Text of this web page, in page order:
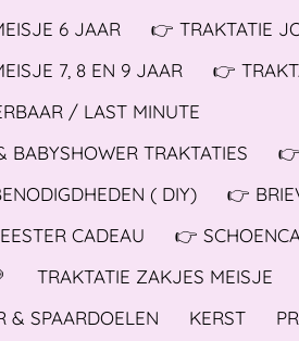
6 JAAR
👉 TRAKTATIE
7, 8 EN 9 JAAR
👉
/ LAST MINUTE
TRAKTATIES
( DIY)
👉
CADEAU
👉
TRAKTATIE ZAKJES MEISJE
& SPAARDOELEN
KERST